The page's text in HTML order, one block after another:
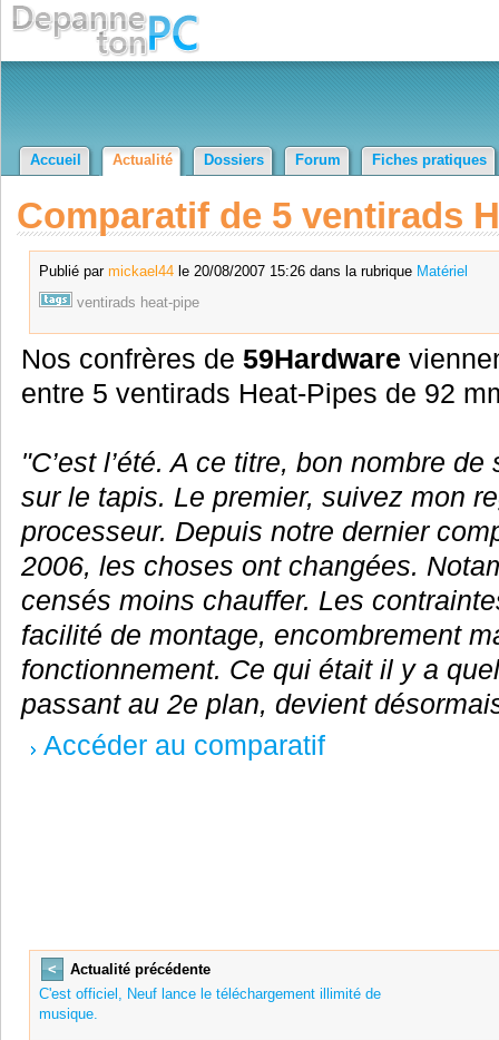
Accueil Actualité Dossiers Forum Fiches pratiques
Comparatif de 5 ventirads
Publié par mickael44le 20/08/2007 15:26 dans la rubrique Matériel
ventirads heat-pipe
Nos confrères de 59Hardware
entre 5 ventirads Heat-Pipes de 92
"C’est l’été. A ce titre, bon nombre
sur le tapis. Le premier, suivez mon
processeur. Depuis notre dernier
2006, les choses ont changées.
censés moins chauffer. Les
facilité de montage, encombrement
fonctionnement. Ce qui était il y a
passant au 2e plan, devient
Accéder au comparatif
<
Actualité précédente
C'est officiel, Neuf lance le téléchargement illimité de
musique.